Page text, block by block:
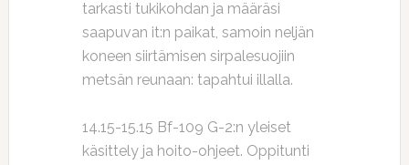
tarkasti tukikohdan ja määräsi
saapuvan it:n paikat, samoin neljän
koneen siirtämisen sirpalesuojiin
metsän reunaan: tapahtui illalla.
14.15-15.15 Bf-109 G-2:n yleiset
käsittely ja hoito-ohjeet. Oppitunti